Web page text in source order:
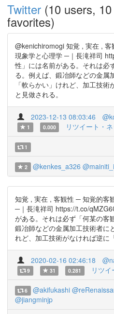
Twitter (10 users,
favorites)
@kenichiromogi 知覚 , 実在 ,
現象学と心理学 ─｜長滝祥司
性」には名前がある。それは必
る。例えば、鍛冶師などの金属
「軟らかい」けれど、加工技
と見做される。
2023-12-13 08:03:46
1 0.000 リツイート・
1
2 @kenkes_a326
知覚 , 実在 , 客観性 ─ 知覚的客
─｜長滝祥司 https://t.co/
がある。それは必ず「何某の客
鍛冶師などの金属加工技術者に
れど、加工技術がなければ逆に
2020-02-16 02:46:18
9 31 0.281 リツ
6 @akifukashi
@jiangminjp